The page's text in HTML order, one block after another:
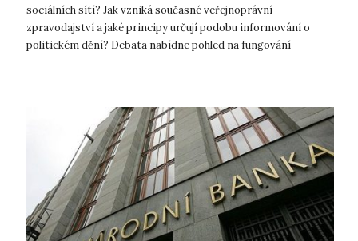
sociálních sítí? Jak vzniká současné veřejnoprávní
zpravodajství a jaké principy určují podobu informování o
politickém dění? Debata nabídne pohled na fungování